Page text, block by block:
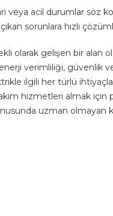
veya acil durumlar söz
sorunlara hızlı
olarak gelişen bir alan
verimliliği, güvenlik
ilgili her türlü
hizmetleri almak için
uzman olmayan